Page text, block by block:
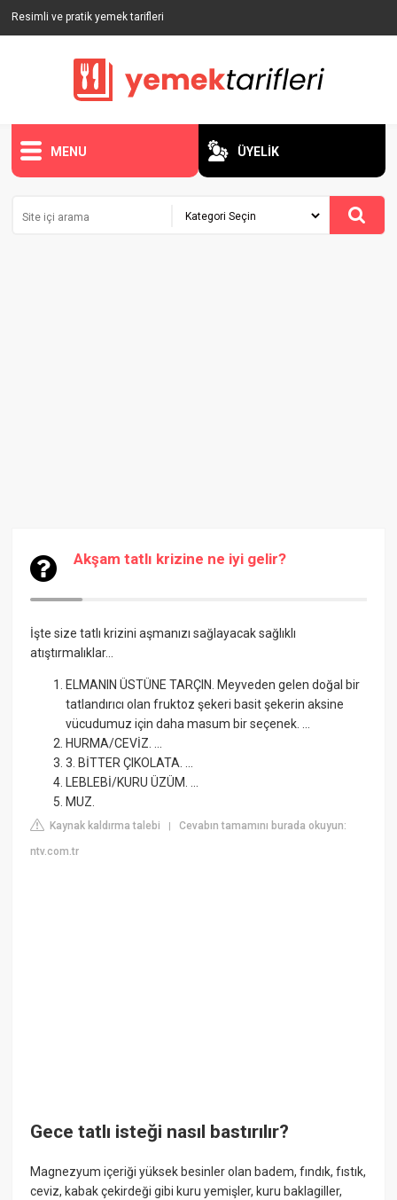
Resimli ve pratik yemek tarifleri
MENU ÜYELİK
Akşam tatlı krizine ne iyi gelir?
İşte size tatlı krizini aşmanızı sağlayacak sağlıklı
atıştırmalıklar...
ELMANIN ÜSTÜNE TARÇIN. Meyveden gelen doğal bir
tatlandırıcı olan fruktoz şekeri basit şekerin aksine
vücudumuz için daha masum bir seçenek. ...
HURMA/CEVİZ. ...
3. BİTTER ÇIKOLATA. ...
LEBLEBİ/KURU ÜZÜM. ...
MUZ.
Kaynak kaldırma talebi |Cevabın tamamını burada okuyun:
ntv.com.tr
Gece tatlı isteği nasıl bastırılır?
Magnezyum içeriği yüksek besinler olan badem, fındık, fıstık,
ceviz, kabak çekirdeği gibi kuru yemişler, kuru baklagiller,